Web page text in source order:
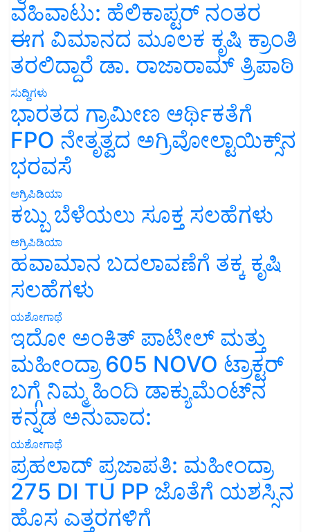
ವಹಿವಾಟು: ಹೆಲಿಕಾಪ್ಟರ್ ನಂತರ
ಈಗ ವಿಮಾನದ ಮೂಲಕ ಕೃಷಿ ಕ್ರಾಂತಿ
ತರಲಿದ್ದಾರೆ ಡಾ. ರಾಜಾರಾಮ್ ತ್ರಿಪಾಠಿ
ಸುದ್ದಿಗಳು
ಭಾರತದ ಗ್ರಾಮೀಣ ಆರ್ಥಿಕತೆಗೆ
FPO ನೇತೃತ್ವದ ಅಗ್ರಿವೋಲ್ಟಾಯಿಕ್ಸ್‌ನ
ಭರವಸೆ
ಅಗ್ರಿಪಿಡಿಯಾ
ಕಬ್ಬು ಬೆಳೆಯಲು ಸೂಕ್ತ ಸಲಹೆಗಳು
ಅಗ್ರಿಪಿಡಿಯಾ
ಹವಾಮಾನ ಬದಲಾವಣೆಗೆ ತಕ್ಕ ಕೃಷಿ
ಸಲಹೆಗಳು
ಯಶೋಗಾಥೆ
ಇದೋ ಅಂಕಿತ್ ಪಾಟೀಲ್ ಮತ್ತು
ಮಹೀಂದ್ರಾ 605 NOVO ಟ್ರಾಕ್ಟರ್
ಬಗ್ಗೆ ನಿಮ್ಮ ಹಿಂದಿ ಡಾಕ್ಯುಮೆಂಟ್‌ನ
ಕನ್ನಡ ಅನುವಾದ:
ಯಶೋಗಾಥೆ
ಪ್ರಹಲಾದ್ ಪ್ರಜಾಪತಿ: ಮಹೀಂದ್ರಾ
275 DI TU PP ಜೊತೆಗೆ ಯಶಸ್ಸಿನ
ಹೊಸ ಎತ್ತರಗಳಿಗೆ